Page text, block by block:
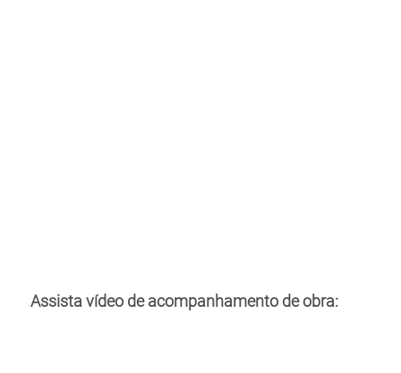
Assista vídeo de acompanhamento de obra: